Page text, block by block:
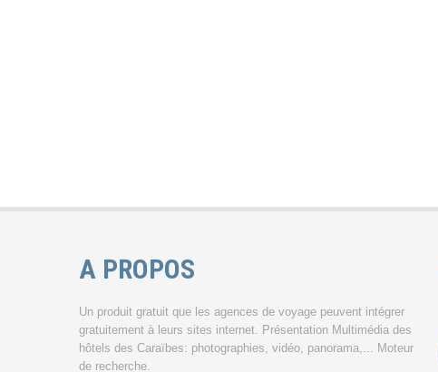
A PROPOS
Un produit gratuit que les agences de voyage peuvent intégrer
gratuitement à leurs sites internet. Présentation Multimédia des
hôtels des Caraïbes: photographies, vidéo, panorama,... Moteur
de recherche.